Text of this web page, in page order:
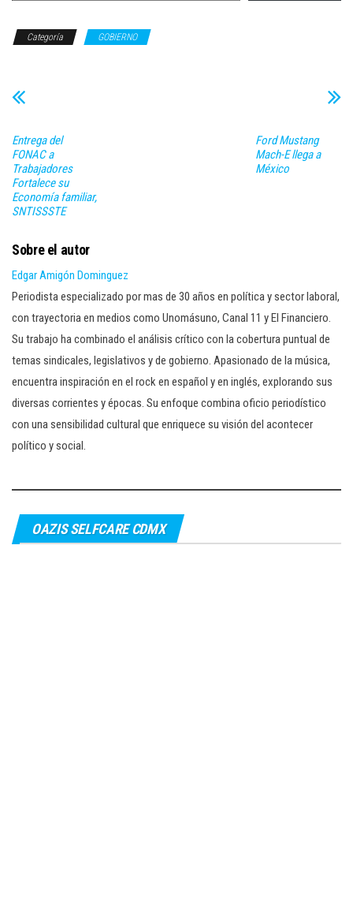
Categoría GOBIERNO
Entrega del
FONAC a
Trabajadores
Fortalece su
Economía familiar,
SNTISSSTE
Ford Mustang
Mach-E llega a
México
Sobre el autor
Edgar Amigón Dominguez
Periodista especializado por mas de 30 años en política y sector laboral,
con trayectoria en medios como Unomásuno, Canal 11 y El Financiero.
Su trabajo ha combinado el análisis crítico con la cobertura puntual de
temas sindicales, legislativos y de gobierno. Apasionado de la música,
encuentra inspiración en el rock en español y en inglés, explorando sus
diversas corrientes y épocas. Su enfoque combina oficio periodístico
con una sensibilidad cultural que enriquece su visión del acontecer
político y social.
OAZIS SELFCARE CDMX